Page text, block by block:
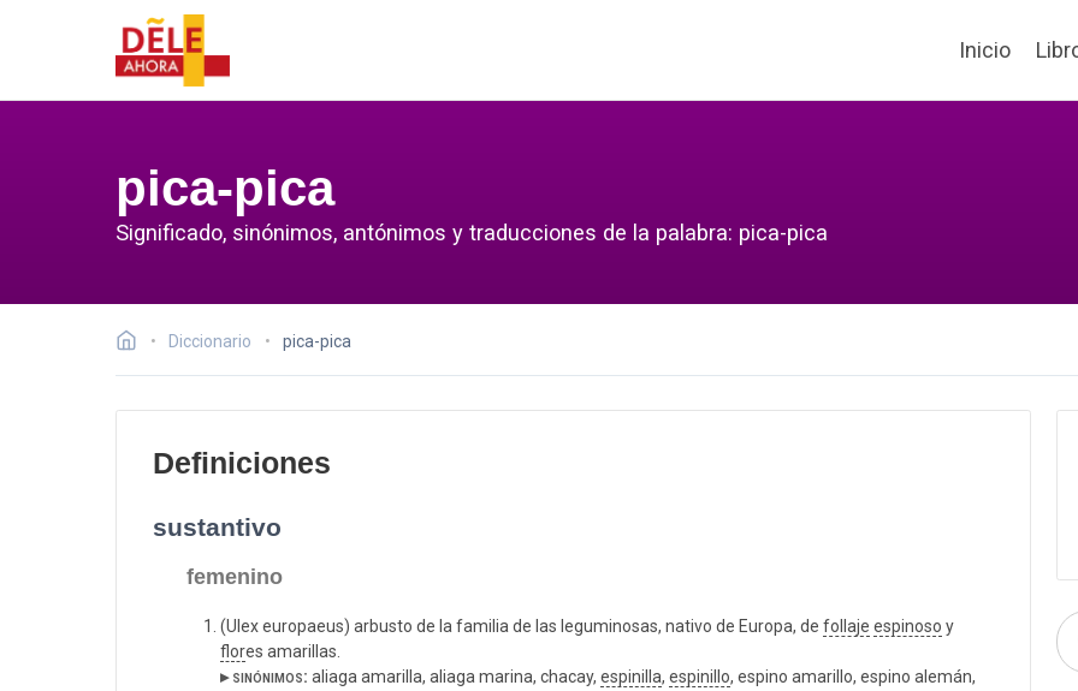
Inicio
pica-pica
Significado, sinónimos, antónimos y traducciones de la palabra: pica-pica
Diccionario pica-pica
Definiciones
sustantivo
femenino
(Ulex europaeus) arbusto de la familia de las leguminosas, nativo de Europa, de follaje espinoso y
flores amarillas.
▸ sinónimos: aliaga amarilla, aliaga marina, chacay, espinilla, espinillo, espino amarillo, espino alemán,